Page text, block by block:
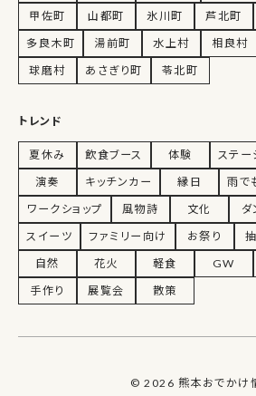
甲佐町
山都町 氷川町 芦北町
多良木町
湯前町 水上村 相良村
球磨村
あさぎり町 苓北町
トレンド
夏休み 飲食ブース 体験 ステー
演奏
キッチンカー 縁日 雨で
ワークショップ
風物詩 文化 ダ
スイーツ
ファミリー向け お祭り
自然
花火 軽食 GW
手作り
展覧会 散策
© 2026 熊本おでかけ